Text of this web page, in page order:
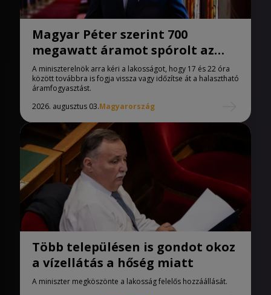
Magyar Péter szerint 700
megawatt áramot spórolt az
ország vasárnap
A miniszterelnök arra kéri a lakosságot, hogy 17 és 22 óra
között továbbra is fogja vissza vagy időzítse át a halasztható
áramfogyasztást.
2026. augusztus 03.Magyarország
Több településen is gondot okoz
a vízellátás a hőség miatt
A miniszter megköszönte a lakosság felelős hozzáállását.